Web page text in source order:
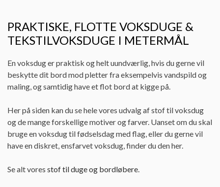
PRAKTISKE, FLOTTE VOKSDUGE &
TEKSTILVOKSDUGE I METERMÅL
En voksdug er praktisk og helt uundværlig, hvis du gerne vil
beskytte dit bord mod pletter fra eksempelvis vandspild og
maling, og samtidig have et flot bord at kigge på.
Her på siden kan du se hele vores udvalg af stof til voksdug
og de mange forskellige motiver og farver. Uanset om du skal
bruge en voksdug til fødselsdag med flag, eller du gerne vil
have en diskret, ensfarvet voksdug, finder du den her.
Se alt vores stof til duge og bordløbere.